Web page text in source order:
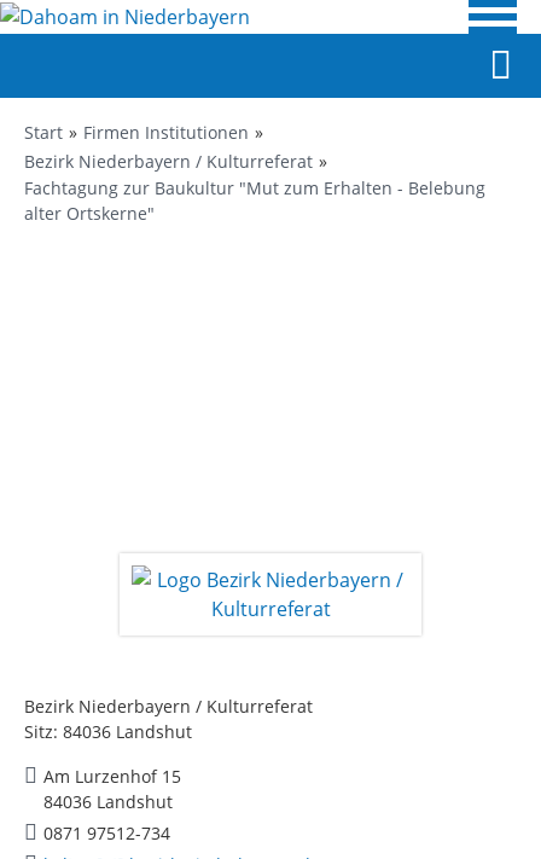
Start
Firmen Institutionen
Bezirk Niederbayern / Kulturreferat
Fachtagung zur Baukultur "Mut zum Erhalten - Belebung
alter Ortskerne"
Bezirk Niederbayern / Kulturreferat
Sitz: 84036 Landshut
Am Lurzenhof 15
84036 Landshut
0871 97512-734